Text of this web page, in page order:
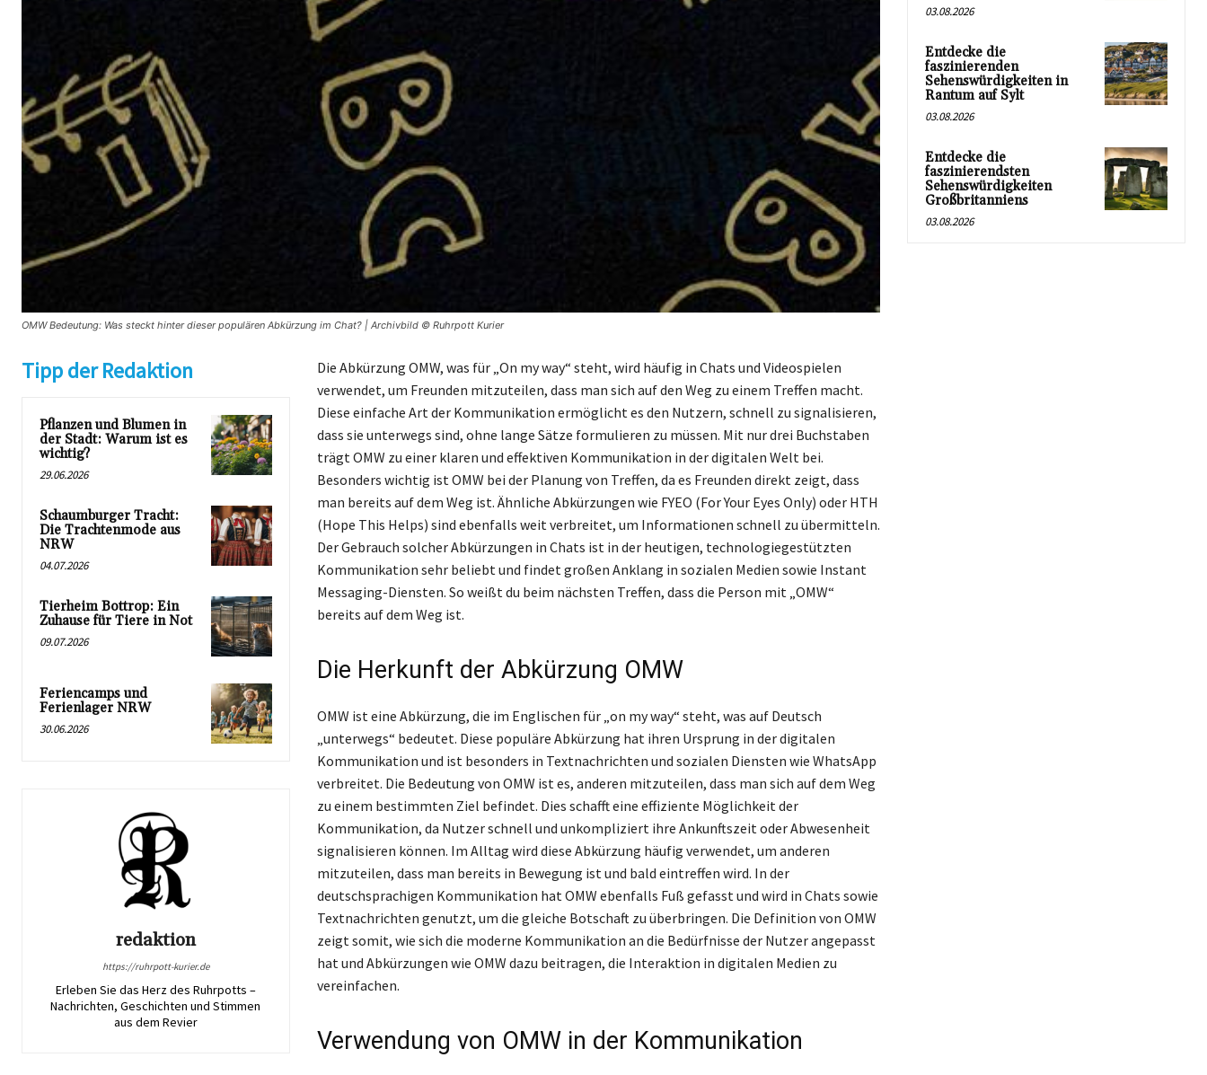
OMW Bedeutung: Was steckt hinter dieser populären Abkürzung im Chat? | Archivbild © Ruhrpott Kurier
Tipp der Redaktion
Pflanzen und Blumen in
der Stadt: Warum ist es
wichtig?
29.06.2026
Schaumburger Tracht:
Die Trachtenmode aus
NRW
04.07.2026
Tierheim Bottrop: Ein
Zuhause für Tiere in Not
09.07.2026
Feriencamps und
Ferienlager NRW
30.06.2026
redaktion
https://ruhrpott-kurier.de
Erleben Sie das Herz des Ruhrpotts –
Nachrichten, Geschichten und Stimmen
aus dem Revier
Die Abkürzung OMW, was für „On my way“ steht, wird häufig in Chats und Videospielen
verwendet, um Freunden mitzuteilen, dass man sich auf den Weg zu einem Treffen macht.
Diese einfache Art der Kommunikation ermöglicht es den Nutzern, schnell zu signalisieren,
dass sie unterwegs sind, ohne lange Sätze formulieren zu müssen. Mit nur drei Buchstaben
trägt OMW zu einer klaren und effektiven Kommunikation in der digitalen Welt bei.
Besonders wichtig ist OMW bei der Planung von Treffen, da es Freunden direkt zeigt, dass
man bereits auf dem Weg ist. Ähnliche Abkürzungen wie FYEO (For Your Eyes Only) oder HTH
(Hope This Helps) sind ebenfalls weit verbreitet, um Informationen schnell zu übermitteln.
Der Gebrauch solcher Abkürzungen in Chats ist in der heutigen, technologiegestützten
Kommunikation sehr beliebt und findet großen Anklang in sozialen Medien sowie Instant
Messaging-Diensten. So weißt du beim nächsten Treffen, dass die Person mit „OMW“
bereits auf dem Weg ist.
Die Herkunft der Abkürzung OMW
OMW ist eine Abkürzung, die im Englischen für „on my way“ steht, was auf Deutsch
„unterwegs“ bedeutet. Diese populäre Abkürzung hat ihren Ursprung in der digitalen
Kommunikation und ist besonders in Textnachrichten und sozialen Diensten wie WhatsApp
verbreitet. Die Bedeutung von OMW ist es, anderen mitzuteilen, dass man sich auf dem Weg
zu einem bestimmten Ziel befindet. Dies schafft eine effiziente Möglichkeit der
Kommunikation, da Nutzer schnell und unkompliziert ihre Ankunftszeit oder Abwesenheit
signalisieren können. Im Alltag wird diese Abkürzung häufig verwendet, um anderen
mitzuteilen, dass man bereits in Bewegung ist und bald eintreffen wird. In der
deutschsprachigen Kommunikation hat OMW ebenfalls Fuß gefasst und wird in Chats sowie
Textnachrichten genutzt, um die gleiche Botschaft zu überbringen. Die Definition von OMW
zeigt somit, wie sich die moderne Kommunikation an die Bedürfnisse der Nutzer angepasst
hat und Abkürzungen wie OMW dazu beitragen, die Interaktion in digitalen Medien zu
vereinfachen.
Verwendung von OMW in der Kommunikation
03.08.2026
Entdecke die
faszinierenden
Sehenswürdigkeiten in
Rantum auf Sylt
03.08.2026
Entdecke die
faszinierendsten
Sehenswürdigkeiten
Großbritanniens
03.08.2026